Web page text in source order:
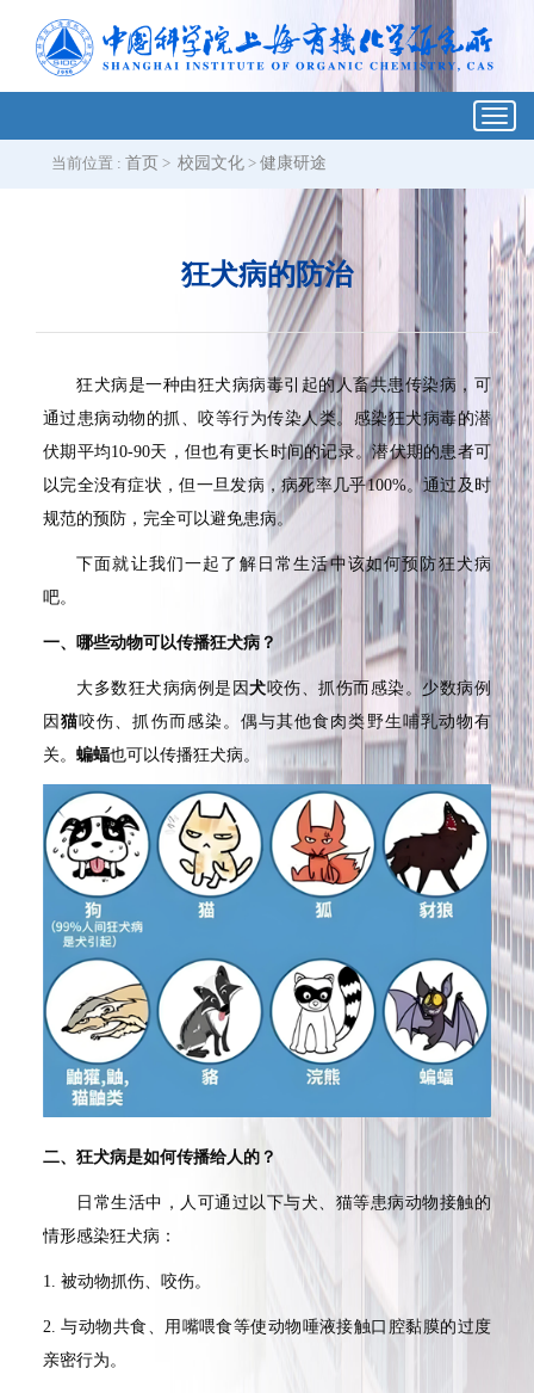
当前位置 : 首页 > 校园文化 > 健康研途
狂犬病的防治
狂犬病是一种由狂犬病病毒引起的人畜共患传染病，可
通过患病动物的抓、咬等行为传染人类。感染狂犬病毒的潜
伏期平均10-90天，但也有更长时间的记录。潜伏期的患者可
以完全没有症状，但一旦发病，病死率几乎100%。通过及时
规范的预防，完全可以避免患病。
下面就让我们一起了解日常生活中该如何预防狂犬病
吧。
一、哪些动物可以传播狂犬病？
大多数狂犬病病例是因犬咬伤、抓伤而感染。少数病例
因猫咬伤、抓伤而感染。偶与其他食肉类野生哺乳动物有
关。 蝙蝠也可以传播狂犬病。
二、狂犬病是如何传播给人的？
日常生活中，人可通过以下与犬、猫等患病动物接触的
情形感染狂犬病：
1. 被动物抓伤、咬伤。
2. 与动物共食、用嘴喂食等使动物唾液接触口腔黏膜的过度
亲密行为。